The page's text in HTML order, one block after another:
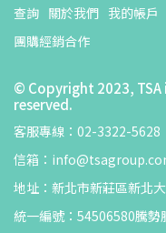
查詢 關於我們 我的帳戶
團購經銷合作
© Copyright 2023,
reserved.
客服專線：02-3322-5628
信箱：
地址：新北市新莊區新北
統一編號：54506580騰勢